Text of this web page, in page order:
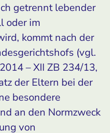
getrennt lebender
oder im
kommt nach der
(vgl.
– XII ZB 234/13,
der Eltern bei der
besondere
an den Normzweck
von